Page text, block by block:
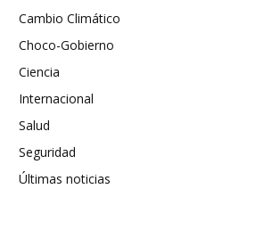
Cambio Climático
Choco-Gobierno
Ciencia
Internacional
Salud
Seguridad
Últimas noticias